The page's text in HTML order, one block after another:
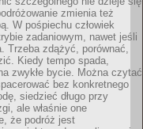
zmienia też
W pośpiechu człowiek
zadaniowym, nawet jeśli
Trzeba zdążyć, porównać,
Kiedy tempo spada,
zwykłe bycie. Można czytać
bez konkretnego
siedzieć długo przy
ale właśnie one
że podróż jest